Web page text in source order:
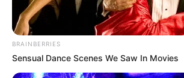
8 Conspiracies That Turned Out
BRAINBERRIES
BRAINBERRIES
Sensual Dance Scenes We Saw In Movies